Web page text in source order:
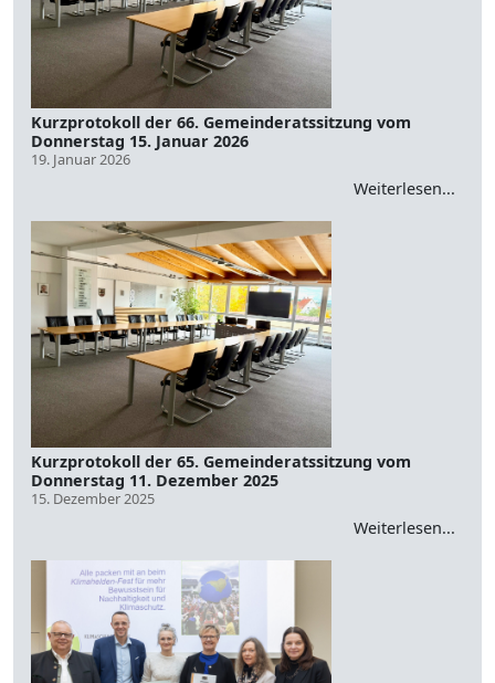
Kurzprotokoll der 66. Gemeinderatssitzung vom
Donnerstag 15. Januar 2026
19. Januar 2026
Weiterlesen...
Kurzprotokoll der 65. Gemeinderatssitzung vom
Donnerstag 11. Dezember 2025
15. Dezember 2025
Weiterlesen...